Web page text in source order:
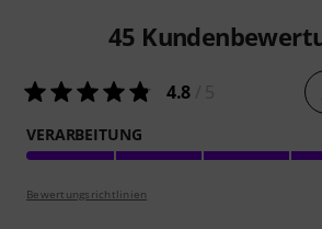
45
4.8
VERARBEITUNG
Bewertungsrichtlinien